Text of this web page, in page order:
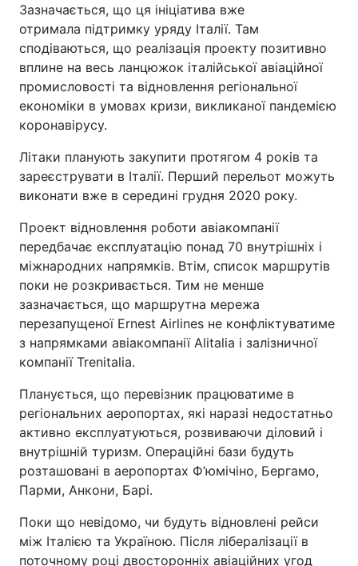
Зазначається, що ця ініціатива вже
отримала підтримку уряду Італії. Там
сподіваються, що реалізація проекту позитивно
вплине на весь ланцюжок італійської авіаційної
промисловості та відновлення регіональної
економіки в умовах кризи, викликаної пандемією
коронавірусу.
Літаки планують закупити протягом 4 років та
зареєструвати в Італії. Перший перельот можуть
виконати вже в середині грудня 2020 року.
Проект відновлення роботи авіакомпанії
передбачає експлуатацію понад 70 внутрішніх і
міжнародних напрямків. Втім, список маршрутів
поки не розкривається. Тим не менше
зазначається, що маршрутна мережа
перезапущеної Ernest Airlines не конфліктуватиме
з напрямками авіакомпанії Alitalia і залізничної
компанії Trenitalia.
Планується, що перевізник працюватиме в
регіональних аеропортах, які наразі недостатньо
активно експлуатуються, розвиваючи діловий і
внутрішній туризм. Операційні бази будуть
розташовані в аеропортах Ф’юмічіно, Бергамо,
Парми, Анкони, Барі.
Поки що невідомо, чи будуть відновлені рейси
між Італією та Україною. Після лібералізації в
поточному році двосторонніх авіаційних угод